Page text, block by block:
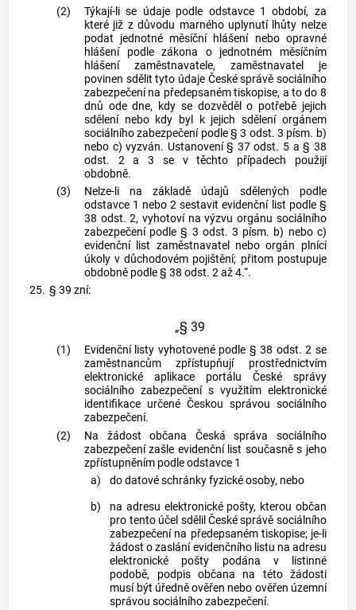
(2)
Týkají-li se údaje podle odstavce 1 období, za
které již z důvodu marného uplynutí lhůty nelze
podat jednotné měsíční hlášení nebo opravné
hlášení podle zákona o jednotném měsíčním
hlášení zaměstnavatele, zaměstnavatel je
povinen sdělit tyto údaje České správě sociálního
zabezpečení na předepsaném tiskopise, a to do 8
dnů ode dne, kdy se dozvěděl o potřebě jejich
sdělení nebo kdy byl k jejich sdělení orgánem
sociálního zabezpečení podle § 3 odst. 3 písm. b)
nebo c) vyzván. Ustanovení § 37 odst. 5 a § 38
odst. 2 a 3 se v těchto případech použijí
obdobně.
(3)
Nelze-li na základě údajů sdělených podle
odstavce 1 nebo 2 sestavit evidenční list podle §
38 odst. 2, vyhotoví na výzvu orgánu sociálního
zabezpečení podle § 3 odst. 3 písm. b) nebo c)
evidenční list zaměstnavatel nebo orgán plnící
úkoly v důchodovém pojištění; přitom postupuje
obdobně podle § 38 odst. 2 až 4.“.
25. § 39 zní:
„§ 39
(1)
Evidenční listy vyhotovené podle § 38 odst. 2 se
zaměstnancům zpřístupňují prostřednictvím
elektronické aplikace portálu České správy
sociálního zabezpečení s využitím elektronické
identifikace určené Českou správou sociálního
zabezpečení.
(2)
Na žádost občana Česká správa sociálního
zabezpečení zašle evidenční list současně s jeho
zpřístupněním podle odstavce 1
a)
do datové schránky fyzické osoby, nebo
b)
na adresu elektronické pošty, kterou občan
pro tento účel sdělil České správě sociálního
zabezpečení na předepsaném tiskopise; je-li
žádost o zaslání evidenčního listu na adresu
elektronické pošty podána v listinné
podobě, podpis občana na této žádosti
musí být úředně ověřen nebo ověřen územní
správou sociálního zabezpečení.